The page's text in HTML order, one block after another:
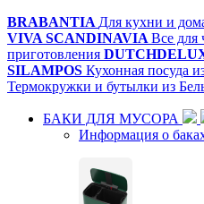
BRABANTIA Для кухни и
VIVA SCANDINAVIA Все для
приготовления
SILAMPOS Кухонная посуда
Термокружки и бутылки из
БАКИ ДЛЯ МУСОРА
Информация о